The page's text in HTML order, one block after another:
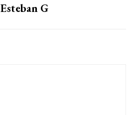
Esteban G